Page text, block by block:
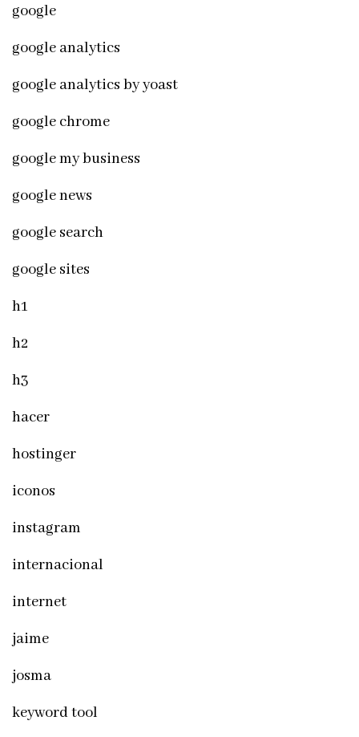
google
google analytics
google analytics by yoast
google chrome
google my business
google news
google search
google sites
h1
h2
h3
hacer
hostinger
iconos
instagram
internacional
internet
jaime
josma
keyword tool